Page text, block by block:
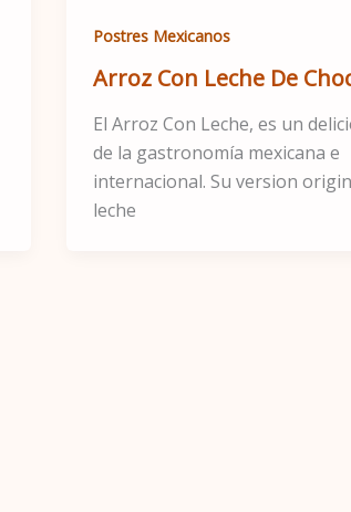
Postres Mexicanos
Arroz Con Leche De
El Arroz Con Leche, es un
de la gastronomía mexicana e
internacional. Su version
leche